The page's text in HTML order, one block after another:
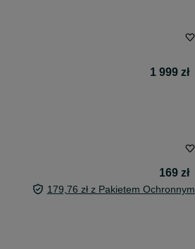
1 999 zł
169 zł
179,76 zł z Pakietem Ochronnym